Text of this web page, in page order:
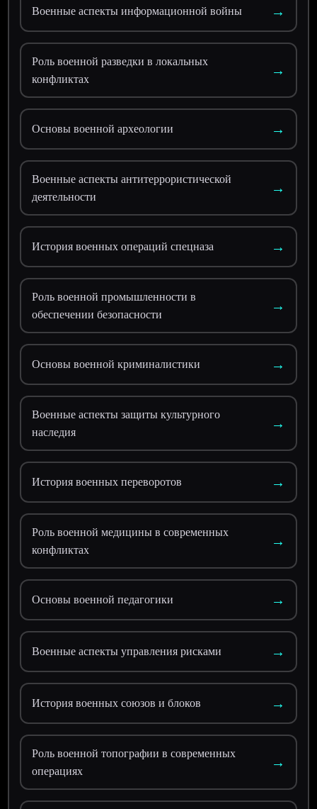
Военные аспекты информационной войны →
Роль военной разведки в локальных
конфликтах
→
Основы военной археологии →
Военные аспекты антитеррористической
деятельности
→
История военных операций спецназа →
Роль военной промышленности в
обеспечении безопасности
→
Основы военной криминалистики →
Военные аспекты защиты культурного
наследия
→
История военных переворотов →
Роль военной медицины в современных
конфликтах
→
Основы военной педагогики →
Военные аспекты управления рисками →
История военных союзов и блоков →
Роль военной топографии в современных
операциях
→